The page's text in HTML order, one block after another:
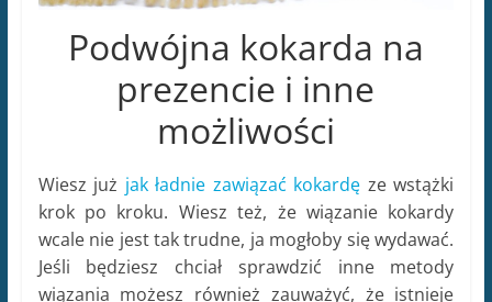
Podwójna kokarda na
prezencie i inne
możliwości
Wiesz już jak ładnie zawiązać kokardę ze wstążki
krok po kroku. Wiesz też, że wiązanie kokardy
wcale nie jest tak trudne, ja mogłoby się wydawać.
Jeśli będziesz chciał sprawdzić inne metody
wiązania możesz również zauważyć, że istnieje